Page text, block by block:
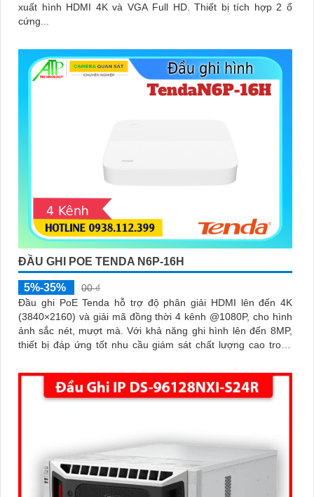
xuất hình HDMI 4K và VGA Full HD. Thiết bị tích hợp 2 ổ
cứng...
ĐẦU GHI POE TENDA N6P-16H
5%-35%
00 ₫
Đầu ghi PoE Tenda hỗ trợ độ phân giải HDMI lên đến 4K
(3840×2160) và giải mã đồng thời 4 kênh @1080P, cho hình
ảnh sắc nét, mượt mà. Với khả năng ghi hình lên đến 8MP,
thiết bị đáp ứng tốt nhu cầu giám sát chất lượng cao trong